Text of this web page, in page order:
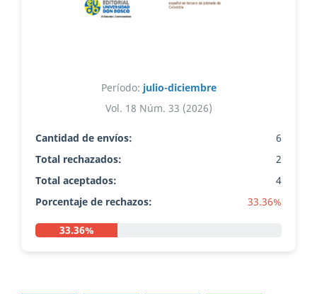
Período: julio-diciembre
Vol. 18 Núm. 33 (2026)
Cantidad de envíos:
6
Total rechazados:
2
Total aceptados:
4
Porcentaje de rechazos:
33.36%
33.36%